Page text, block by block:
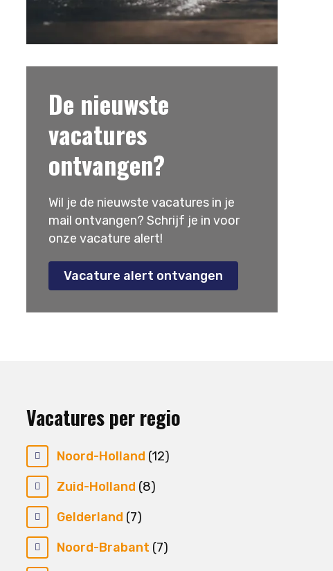
De nieuwste
vacatures
ontvangen?
Wil je de nieuwste vacatures in je
mail ontvangen? Schrijf je in voor
onze vacature alert!
Vacature alert ontvangen
Vacatures per regio
Noord-Holland (12)
Zuid-Holland (8)
Gelderland (7)
Noord-Brabant (7)